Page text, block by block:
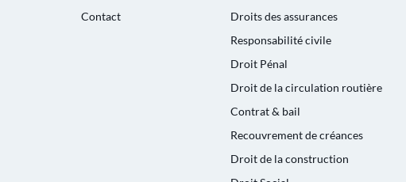
Contact
Droits des assurances
Responsabilité civile
Droit Pénal
Droit de la circulation routière
Contrat & bail
Recouvrement de créances
Droit de la construction